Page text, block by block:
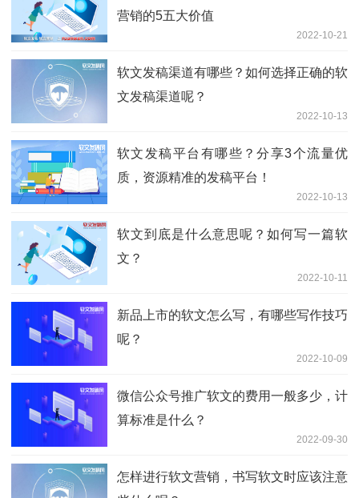
营销的5五大价值
2022-10-21
软文发稿渠道有哪些？如何选择正确的软
文发稿渠道呢？
2022-10-13
软文发稿平台有哪些？分享3个流量优
质，资源精准的发稿平台！
2022-10-13
软文到底是什么意思呢？如何写一篇软
文？
2022-10-11
新品上市的软文怎么写，有哪些写作技巧
呢？
2022-10-09
微信公众号推广软文的费用一般多少，计
算标准是什么？
2022-09-30
怎样进行软文营销，书写软文时应该注意